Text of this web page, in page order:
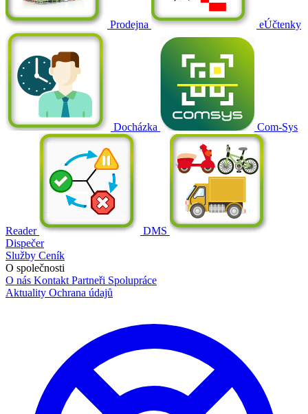
Prodejna eÚčtenky
Docházka Com-Sys
Reader
DMS
Dispečer
Služby Ceník
O společnosti
O nás Kontakt Partneři Spolupráce
Aktuality Ochrana údajů